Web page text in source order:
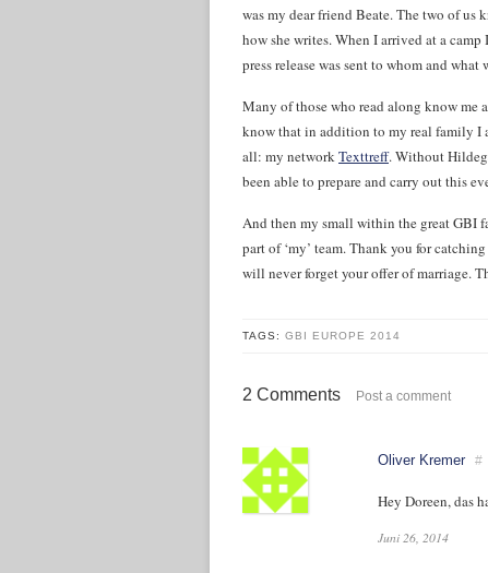
was my dear friend Beate. The two of us
how she writes. When I arrived at a
press release was sent to whom and
Many of those who read along know me
know that in addition to my real family I
all: my networkTexttreff. Without
been able to prepare and carry out this
And then my small within the great GBI
part of ‘my’ team. Thank you for
will never forget your offer of marriage.
TAGS: GBI EUROPE 2014
2 Comments Post a comment
Oliver Kremer #
Hey Doreen, das
Juni 26, 2014